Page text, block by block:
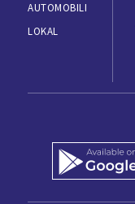
AUTOMOBILI
LOKAL